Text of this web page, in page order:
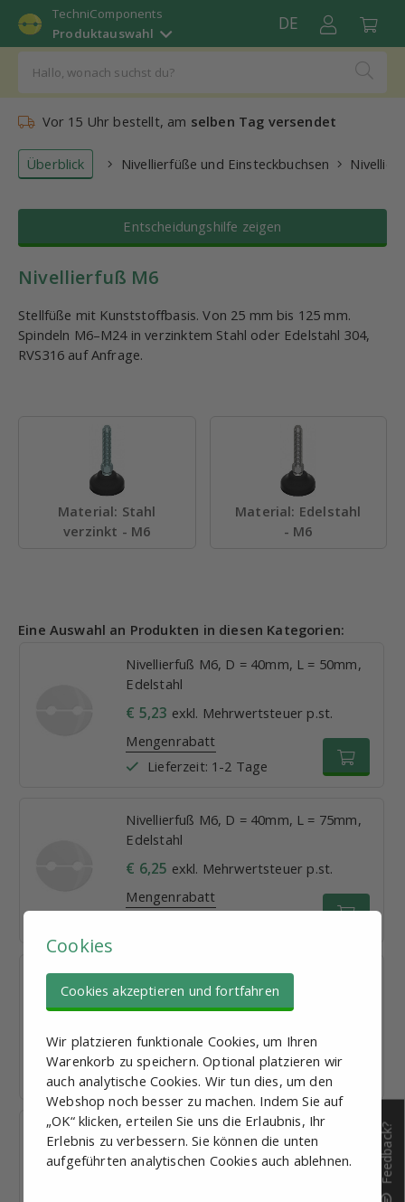
TechniComponents
Produktauswahl
DE
Vor 15 Uhr bestellt, am selben Tag versendet
Überblick Nivellierfüße und Einsteckbuchsen
Entscheidungshilfe zeigen
Nivellierfuß M6
Stellfüße mit Kunststoffbasis. Von 25 mm bis 125 mm.
Spindeln M6–M24 in verzinktem Stahl oder Edelstahl 304,
RVS316 auf Anfrage.
Material: Stahl
verzinkt - M6
Material: Edelstahl
- M6
Eine Auswahl an Produkten in diesen Kategorien:
Nivellierfuß M6, D = 40mm, L = 50mm,
Edelstahl
€ 5,23 exkl. Mehrwertsteuer p.st.
Mengenrabatt
Lieferzeit: 1-2 Tage
Nivellierfuß M6, D = 40mm, L = 75mm,
Edelstahl
€ 6,25 exkl. Mehrwertsteuer p.st.
Mengenrabatt
Nivellierfuß M6, D = 40mm, L = 50mm,
Stahl verzinkt
Mengenrabatt
Lieferzeit: 1-2 Tage
Nivellierfuß M6, D = 40mm, L = 75mm,
Stahl verzinkt
Cookies
Cookies akzeptieren und fortfahren
Wir platzieren funktionale Cookies, um Ihren
Warenkorb zu speichern. Optional platzieren wir
auch analytische Cookies. Wir tun dies, um den
Webshop noch besser zu machen. Indem Sie auf
„OK“ klicken, erteilen Sie uns die Erlaubnis, Ihr
Erlebnis zu verbessern. Sie können die unten
aufgeführten analytischen Cookies auch ablehnen.
Feedback?